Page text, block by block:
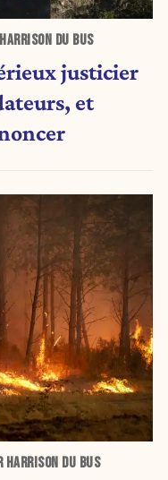
DU BUS
justicier
et
HARRISON DU BUS